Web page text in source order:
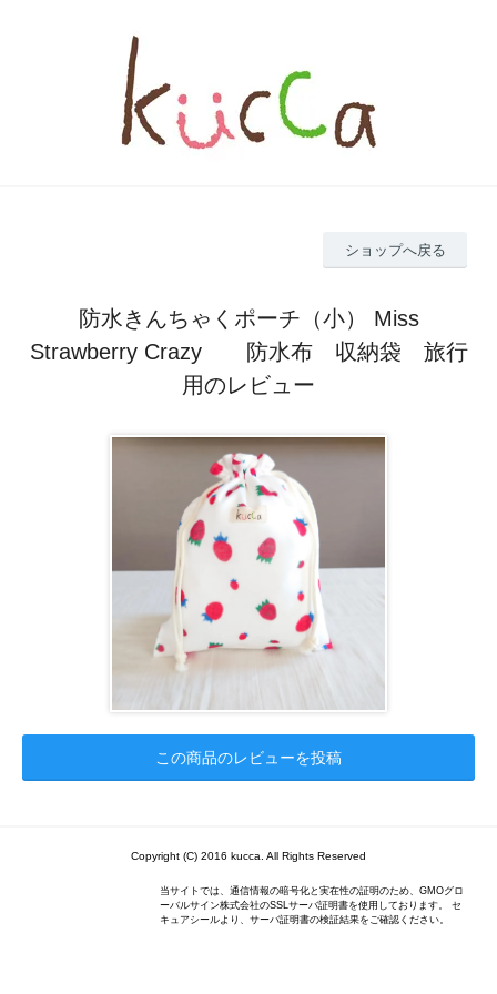
ショップへ戻る
防水きんちゃくポーチ（小） Miss
Strawberry Crazy 防水布 収納袋 旅行
用のレビュー
この商品のレビューを投稿
Copyright (C) 2016 kucca. All Rights Reserved
当サイトでは、通信情報の暗号化と実在性の証明のため、GMOグロ
ーバルサイン株式会社のSSLサーバ証明書を使用しております。 セ
キュアシールより、サーバ証明書の検証結果をご確認ください。